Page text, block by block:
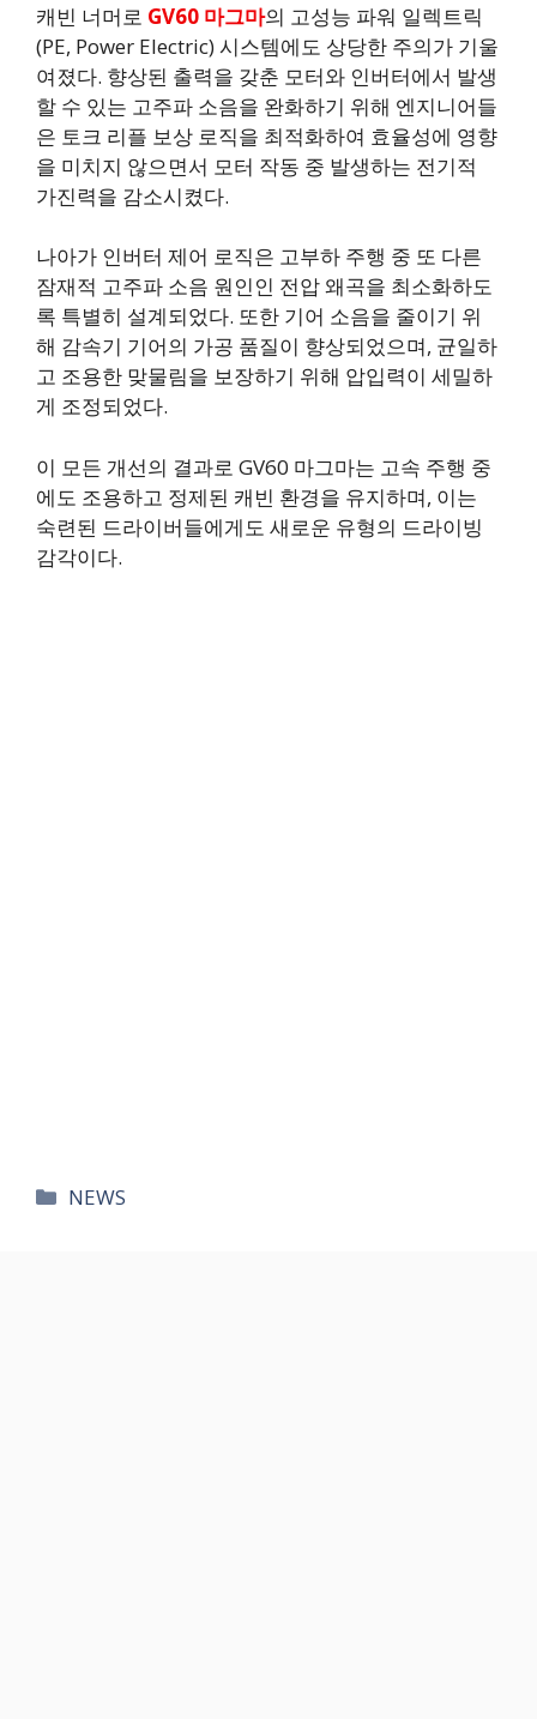
캐빈 너머로 GV60 마그마의 고성능 파워 일렉트릭
(PE, Power Electric) 시스템에도 상당한 주의가 기울
여졌다. 향상된 출력을 갖춘 모터와 인버터에서 발생
할 수 있는 고주파 소음을 완화하기 위해 엔지니어들
은 토크 리플 보상 로직을 최적화하여 효율성에 영향
을 미치지 않으면서 모터 작동 중 발생하는 전기적
가진력을 감소시켰다.
나아가 인버터 제어 로직은 고부하 주행 중 또 다른
잠재적 고주파 소음 원인인 전압 왜곡을 최소화하도
록 특별히 설계되었다. 또한 기어 소음을 줄이기 위
해 감속기 기어의 가공 품질이 향상되었으며, 균일하
고 조용한 맞물림을 보장하기 위해 압입력이 세밀하
게 조정되었다.
이 모든 개선의 결과로 GV60 마그마는 고속 주행 중
에도 조용하고 정제된 캐빈 환경을 유지하며, 이는
숙련된 드라이버들에게도 새로운 유형의 드라이빙
감각이다.
카
NEWS